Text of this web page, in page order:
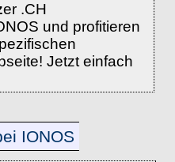
er .CH
und profitieren
Jetzt einfach
IONOS